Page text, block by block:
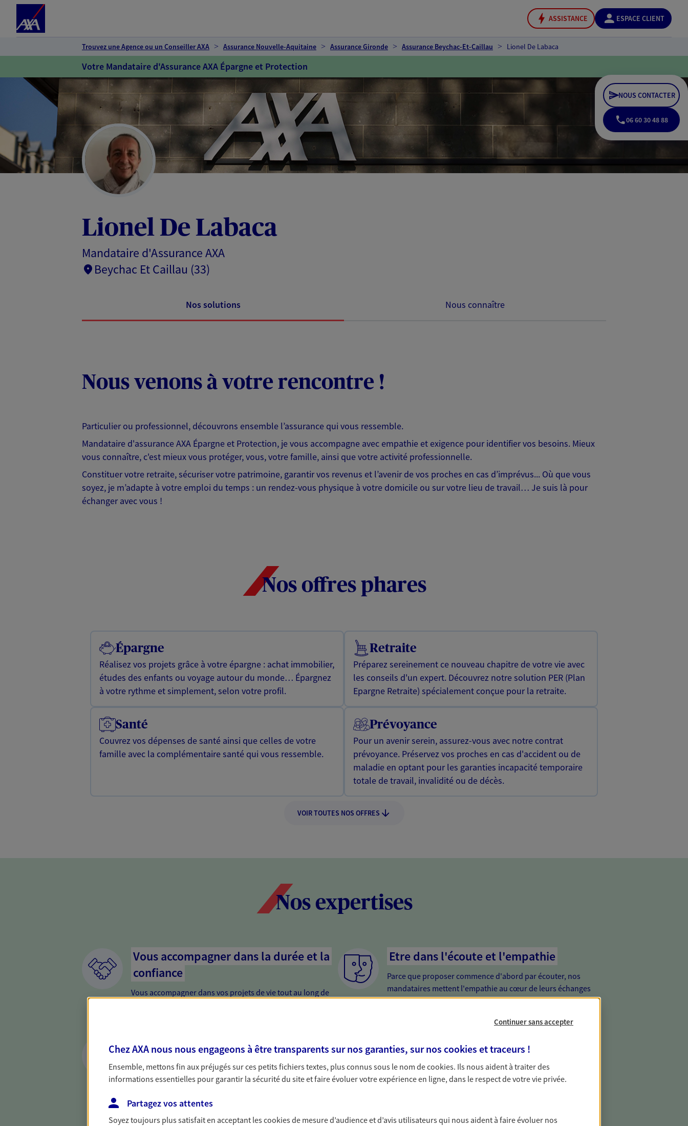
ASSISTANCE ESPACE CLIENT
Trouvez une Agence ou un Conseiller AXA Assurance Nouvelle-Aquitaine Assurance Gironde Assurance Beychac-Et-Caillau Lionel De Labaca
Votre Mandataire d'Assurance AXA Épargne et Protection
Lionel De Labaca
Mandataire d'Assurance AXA
Beychac Et Caillau (33)
NOUS CONTACTER
06 60 30 48 88
Nos solutions Nous connaître
Nous venons à votre rencontre !
Particulier ou professionnel, découvrons ensemble l’assurance qui vous ressemble.
Mandataire d'assurance AXA Épargne et Protection, je vous accompagne avec empathie et exigence pour identifier vos besoins. Mieux
vous connaître, c'est mieux vous protéger, vous, votre famille, ainsi que votre activité professionnelle.
Constituer votre retraite, sécuriser votre patrimoine, garantir vos revenus et l’avenir de vos proches en cas d’imprévus... Où que vous
soyez, je m’adapte à votre emploi du temps : un rendez-vous physique à votre domicile ou sur votre lieu de travail… Je suis là pour
échanger avec vous !
Nos offres phares
Épargne
Réalisez vos projets grâce à votre épargne : achat immobilier,
études des enfants ou voyage autour du monde… Épargnez
à votre rythme et simplement, selon votre profil.
Retraite
Préparez sereinement ce nouveau chapitre de votre vie avec
les conseils d'un expert. Découvrez notre solution PER (Plan
Epargne Retraite) spécialement conçue pour la retraite.
Santé
Couvrez vos dépenses de santé ainsi que celles de votre
famille avec la complémentaire santé qui vous ressemble.
Prévoyance
Pour un avenir serein, assurez-vous avec notre contrat
prévoyance. Préservez vos proches en cas d'accident ou de
maladie en optant pour les garanties incapacité temporaire
totale de travail, invalidité ou de décès.
VOIR TOUTES NOS OFFRES
Nos expertises
Vous accompagner dans la durée et la
confiance
Vous accompagner dans vos projets de vie tout au long de
Etre dans l'écoute et l'empathie
Parce que proposer commence d'abord par écouter, nos
mandataires mettent l'empathie au cœur de leurs échanges
pour mieux comprendre vos besoins et mieux vous soutenir
Anticiper et préparer votre retraite
Il n'est jamais ni trop tôt, ni trop tard pour préparer votre
retraite. Nous vous aidons à trouver les solutions pour
maintenir votre qualité de vie et profiter pleinement de cette
nouvelle étape : PER, assurance vie...
Etre proche de vous, tout simplement
Avoir un interlocuteur proche de vous, facilement joignable,
cela change tout. Une relation de proximité est toujours une
relation de qualité.
Continuer sans accepter
Chez AXA nous nous engageons à être transparents sur nos garanties, sur nos cookies et traceurs !
Ensemble, mettons fin aux préjugés sur ces petits fichiers textes, plus connus sous le nom decookies. Ils nous aident à traiter des
informations essentielles pour garantir la sécurité du site et faire évoluer votre expérience en ligne, dans le respect de votre vie privée.
Partagez vos attentes
Soyez toujours plus satisfait en acceptant lescookiesde mesure d’audience et d’avis utilisateurs qui nous aident à faire évoluer nos